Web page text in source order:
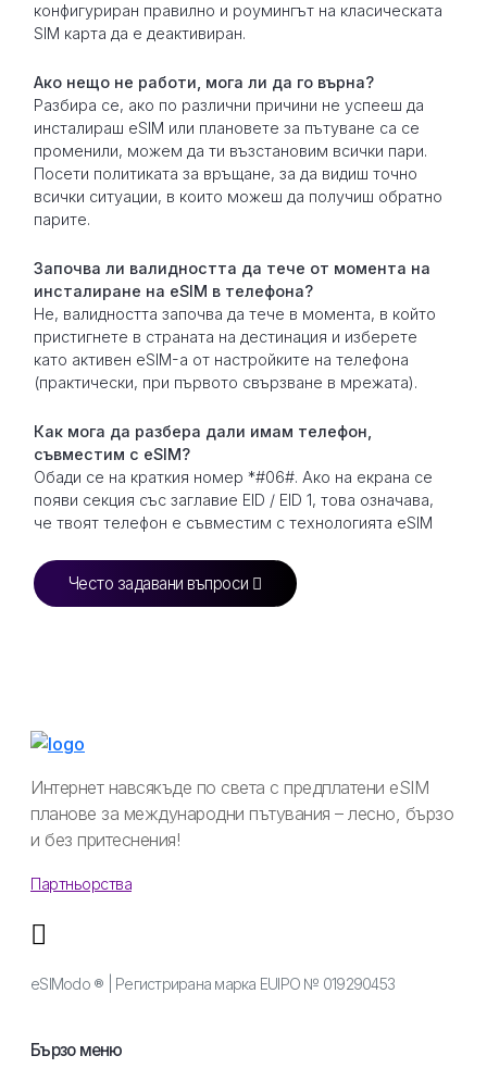
конфигуриран правилно и роумингът на класическата
SIM карта да е деактивиран.
Ако нещо не работи, мога ли да го върна?
Разбира се, ако по различни причини не успееш да
инсталираш eSIM или плановете за пътуване са се
променили, можем да ти възстановим всички пари.
Посети политиката за връщане, за да видиш точно
всички ситуации, в които можеш да получиш обратно
парите.
Започва ли валидността да тече от момента на
инсталиране на eSIM в телефона?
Не, валидността започва да тече в момента, в който
пристигнете в страната на дестинация и изберете
като активен eSIM-а от настройките на телефона
(практически, при първото свързване в мрежата).
Как мога да разбера дали имам телефон,
съвместим с eSIM?
Обади се на краткия номер *#06#. Ако на екрана се
появи секция със заглавие EID / EID 1, това означава,
че твоят телефон е съвместим с технологията eSIM
Често задавани въпроси
Интернет навсякъде по света с предплатени eSIM
планове за международни пътувания – лесно, бързо
и без притеснения!
Партньорства
eSIModo ® | Регистрирана марка EUIPO № 019290453
Бързо меню